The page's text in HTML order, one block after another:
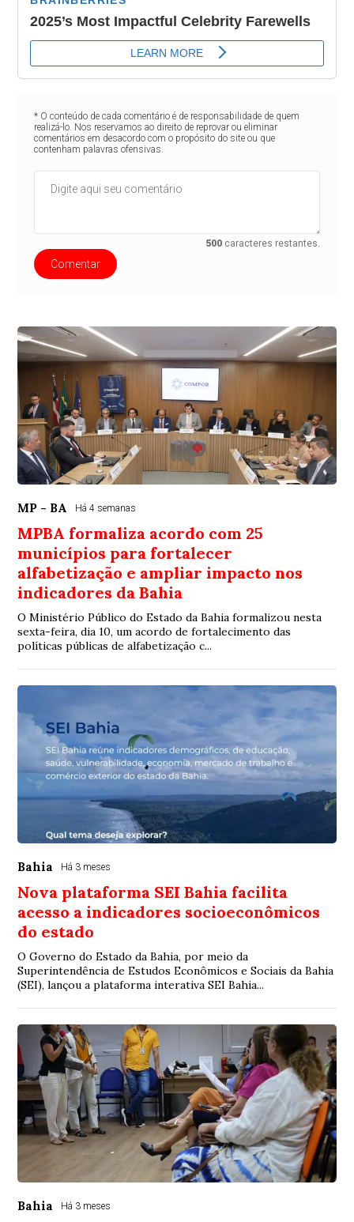
* O conteúdo de cada comentário é de responsabilidade de quem
realizá-lo. Nos reservamos ao direito de reprovar ou eliminar
comentários em desacordo com o propósito do site ou que
contenham palavras ofensivas.
500 caracteres restantes.
Comentar
MP - BA Há 4 semanas
MPBA formaliza acordo com 25
municípios para fortalecer
alfabetização e ampliar impacto nos
indicadores da Bahia
O Ministério Público do Estado da Bahia formalizou nesta
sexta-feira, dia 10, um acordo de fortalecimento das
políticas públicas de alfabetização c...
Bahia Há 3 meses
Nova plataforma SEI Bahia facilita
acesso a indicadores socioeconômicos
do estado
O Governo do Estado da Bahia, por meio da
Superintendência de Estudos Econômicos e Sociais da Bahia
(SEI), lançou a plataforma interativa SEI Bahia...
Bahia Há 3 meses